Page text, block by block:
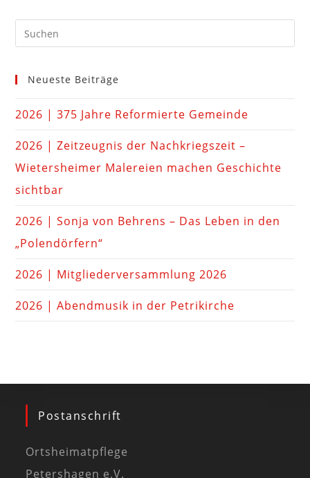
Neueste Beiträge
2026 | 375 Jahre Reformierte Gemeinde
2026 | Zeitzeugnis der Nachkriegszeit –
Wietersheimer Malereien machen Geschichte
sichtbar
2026 | Sonja von Behrens – Das Leben in den
„Polendörfern“
2026 | Mitgliederversammlung 2026
2026 | Abendmusik in der Petrikirche
Postanschrift
Ortsheimatpflege
Petershagen e.V.